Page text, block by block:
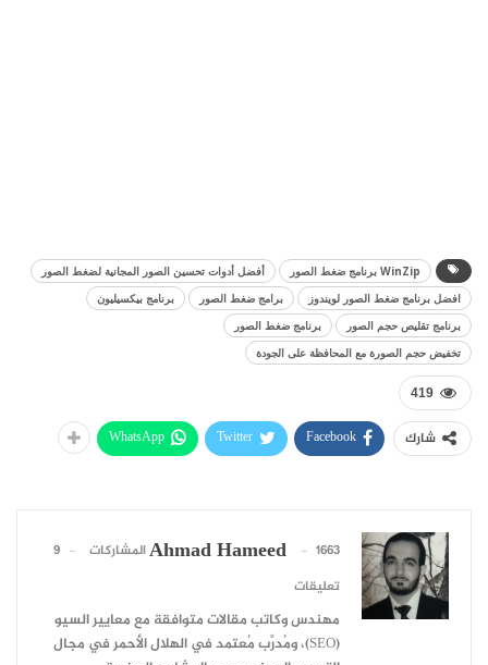
WinZip برنامج ضغط الصور
أفضل أدوات تحسين الصور المجانية لضغط الصور
افضل برنامج ضغط الصور لويندوز
برامج ضغط الصور
برنامج بيكسيليون
برنامج تقليص حجم الصور
برنامج ضغط الصور
تخفيض حجم الصورة مع المحافظة على الجودة
419
شارك Facebook
Twitter
WhatsApp
Ahmad Hameed 1663 المشاركات
9
تعليقات
مهندس وكاتب مقالات متوافقة مع معايير السيو
(SEO)، ومُدرِّب مُعتمد في الهلال الأحمر في مجال